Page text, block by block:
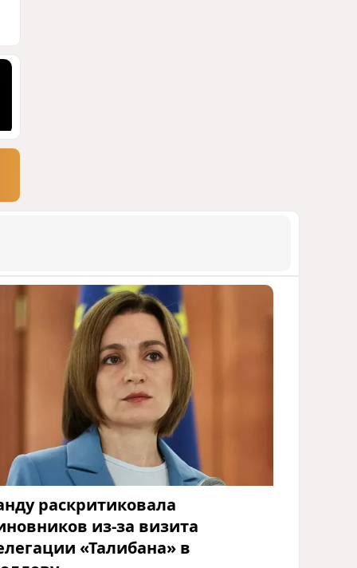
раскритиковала
из-за визита
«Талибана» в